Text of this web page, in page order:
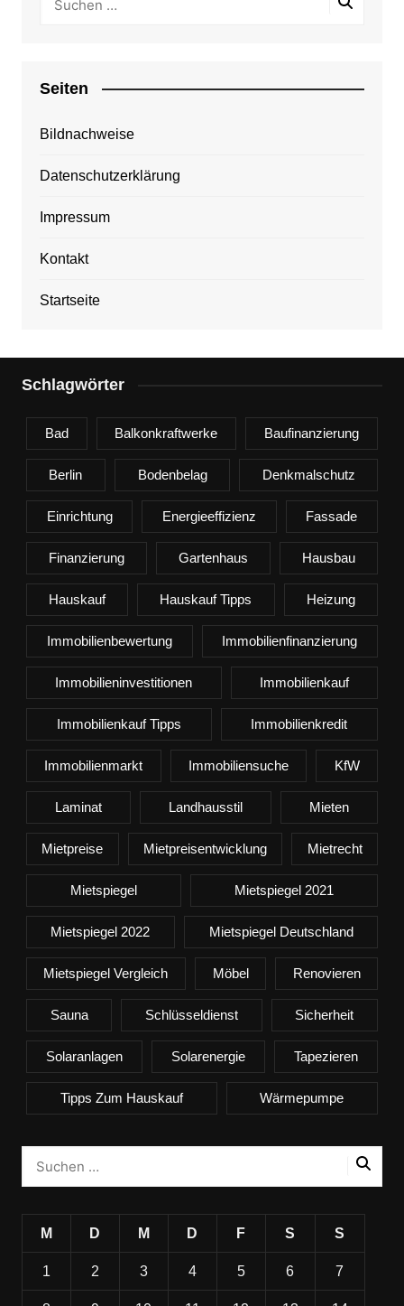
Seiten
Bildnachweise
Datenschutzerklärung
Impressum
Kontakt
Startseite
Schlagwörter
Bad Balkonkraftwerke Baufinanzierung
Berlin Bodenbelag Denkmalschutz
Einrichtung Energieeffizienz Fassade
Finanzierung Gartenhaus Hausbau
Hauskauf Hauskauf Tipps Heizung
Immobilienbewertung Immobilienfinanzierung
Immobilieninvestitionen Immobilienkauf
Immobilienkauf Tipps Immobilienkredit
Immobilienmarkt Immobiliensuche KfW
Laminat Landhausstil Mieten
Mietpreise Mietpreisentwicklung Mietrecht
Mietspiegel Mietspiegel 2021
Mietspiegel 2022 Mietspiegel Deutschland
Mietspiegel Vergleich Möbel Renovieren
Sauna Schlüsseldienst Sicherheit
Solaranlagen Solarenergie Tapezieren
Tipps Zum Hauskauf Wärmepumpe
M D M D F S S
1 2 3 4 5 6 7